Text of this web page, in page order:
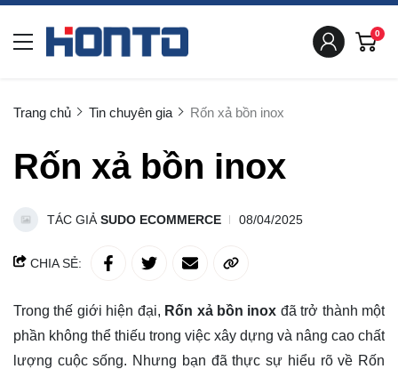
0
Trang chủ Tin chuyên gia Rốn xả bồn inox
Rốn xả bồn inox
TÁC GIẢ SUDO ECOMMERCE 08/04/2025
CHIA SẺ:
Trong thế giới hiện đại, Rốn xả bồn inox đã trở thành một
phần không thể thiếu trong việc xây dựng và nâng cao chất
lượng cuộc sống. Nhưng bạn đã thực sự hiểu rõ về Rốn